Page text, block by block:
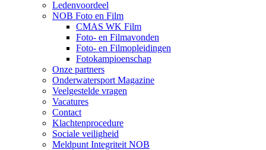
Ledenvoordeel
NOB Foto en Film
CMAS WK Film
Foto- en Filmavonden
Foto- en Filmopleidingen
Fotokampioenschap
Onze partners
Onderwatersport Magazine
Veelgestelde vragen
Vacatures
Contact
Klachtenprocedure
Sociale veiligheid
Meldpunt Integriteit NOB